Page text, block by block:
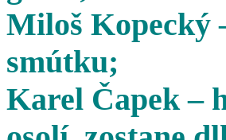
Miloš Kopecký
smútku;
Karel Čapek –